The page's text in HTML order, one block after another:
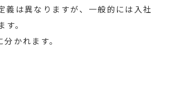
義は異なりますが、一般的には入社
。
かれます。